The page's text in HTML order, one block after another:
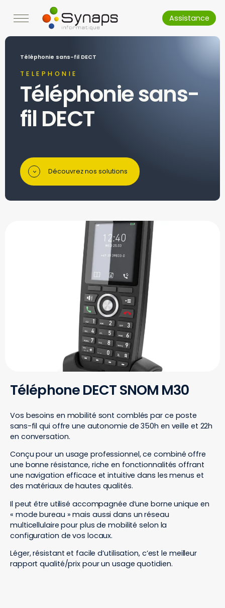
Assistance
Téléphonie sans-fil DECT
TELEPHONIE
Téléphonie sans-
fil DECT
> Découvrez nos solutions
Téléphone DECT SNOM M30
Vos besoins en mobilité sont comblés par ce poste
sans-fil qui offre une autonomie de 350h en veille et 22h
en conversation.
Conçu pour un usage professionnel, ce combiné offre
une bonne résistance, riche en fonctionnalités offrant
une navigation efficace et intuitive dans les menus et
des matériaux de hautes qualités.
Il peut être utilisé accompagnée d’une borne unique en
« mode bureau » mais aussi dans un réseau
multicellulaire pour plus de mobilité selon la
configuration de vos locaux.
Léger, résistant et facile d’utilisation, c’est le meilleur
rapport qualité/prix pour un usage quotidien.